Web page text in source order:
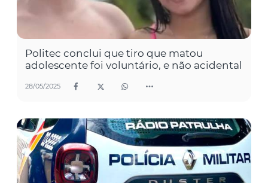
Politec conclui que tiro que matou
adolescente foi voluntário, e não acidental
28/05/2025